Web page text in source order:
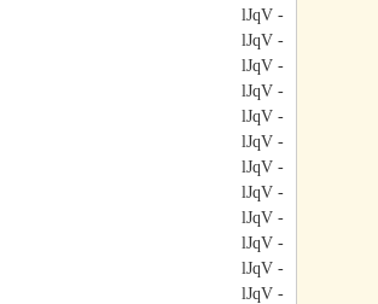
- lJqV
- lJqV
- lJqV
- lJqV
- lJqV
- lJqV
- lJqV
- lJqV
- lJqV
- lJqV
- lJqV
- lJqV